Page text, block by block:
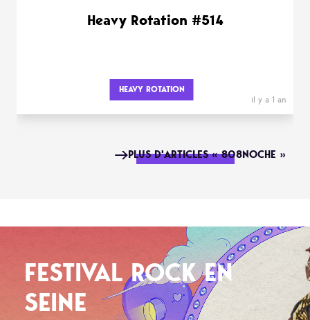
Heavy Rotation #514
HEAVY ROTATION
il y a 1 an
PLUS D'ARTICLES « 808NOCHE »
FESTIVAL ROCK EN
SEINE